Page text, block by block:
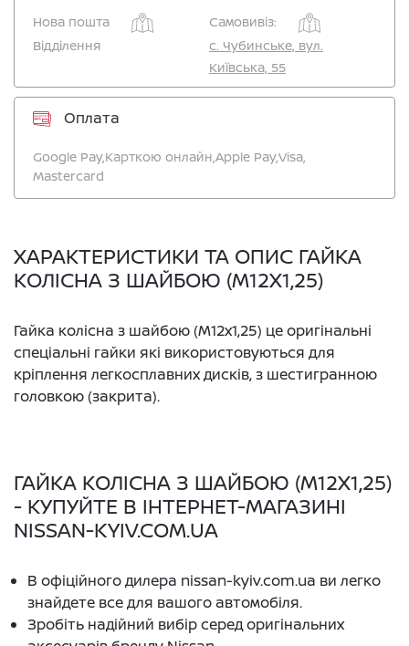
Нова пошта
Самовивіз:
Відділення
c. Чубинське, вул.
Київська, 55
Оплата
Google Pay,Карткою онлайн,Apple Pay,Visa,
Mastercard
ХАРАКТЕРИСТИКИ ТА ОПИС ГАЙКА
КОЛІСНА З ШАЙБОЮ (M12X1,25)
Гайка колісна з шайбою (M12x1,25) це оригінальні
спеціальні гайки які використовуються для
кріплення легкосплавних дисків, з шестигранною
головкою (закрита).
ГАЙКА КОЛІСНА З ШАЙБОЮ (M12X1,25)
- КУПУЙТЕ В ІНТЕРНЕТ-МАГАЗИНІ
NISSAN-KYIV.COM.UA
В офіційного дилера nissan-kyiv.com.ua ви легко
знайдете все для вашого автомобіля.
Зробіть надійний вибір серед оригінальних